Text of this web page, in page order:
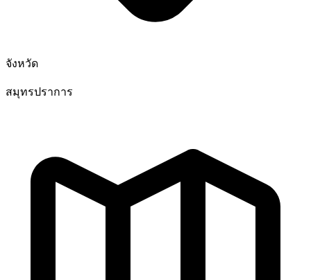
จังหวัด
สมุทรปราการ